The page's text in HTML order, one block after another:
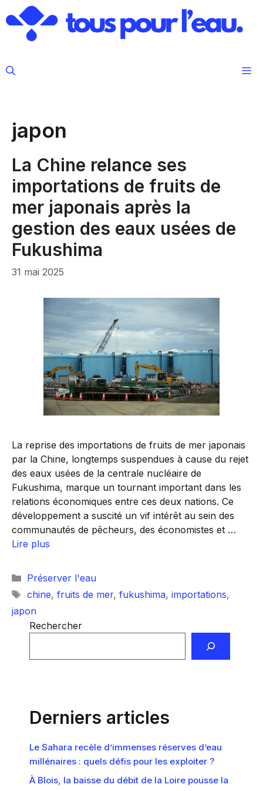
au
contenu
japon
La Chine relance ses
importations de fruits de
mer japonais après la
gestion des eaux usées de
Fukushima
31 mai 2025
La reprise des importations de fruits de mer japonais
par la Chine, longtemps suspendues à cause du rejet
des eaux usées de la centrale nucléaire de
Fukushima, marque un tournant important dans les
relations économiques entre ces deux nations. Ce
développement a suscité un vif intérêt au sein des
communautés de pêcheurs, des économistes et …
Lire plus
Catégories
Préserver l'eau
Étiquettes
chine, fruits de mer, fukushima, importations,
japon
Rechercher
Derniers articles
Le Sahara recèle d’immenses réserves d’eau
millénaires : quels défis pour les exploiter ?
À Blois, la baisse du débit de la Loire pousse la